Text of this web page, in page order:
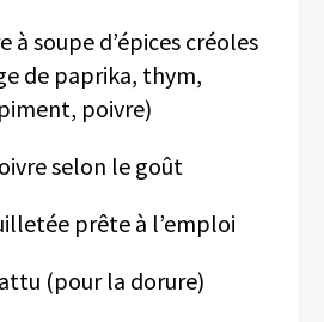
à soupe d’épices créoles
de paprika, thym,
poivre)
selon le goût
prête à l’emploi
(pour la dorure)